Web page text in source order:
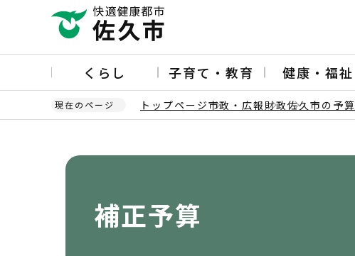
ー
の
くらし 子育て・教育 健康・福祉
現在のページ トップページ市政・広報 財政佐久市の予算
補正予算